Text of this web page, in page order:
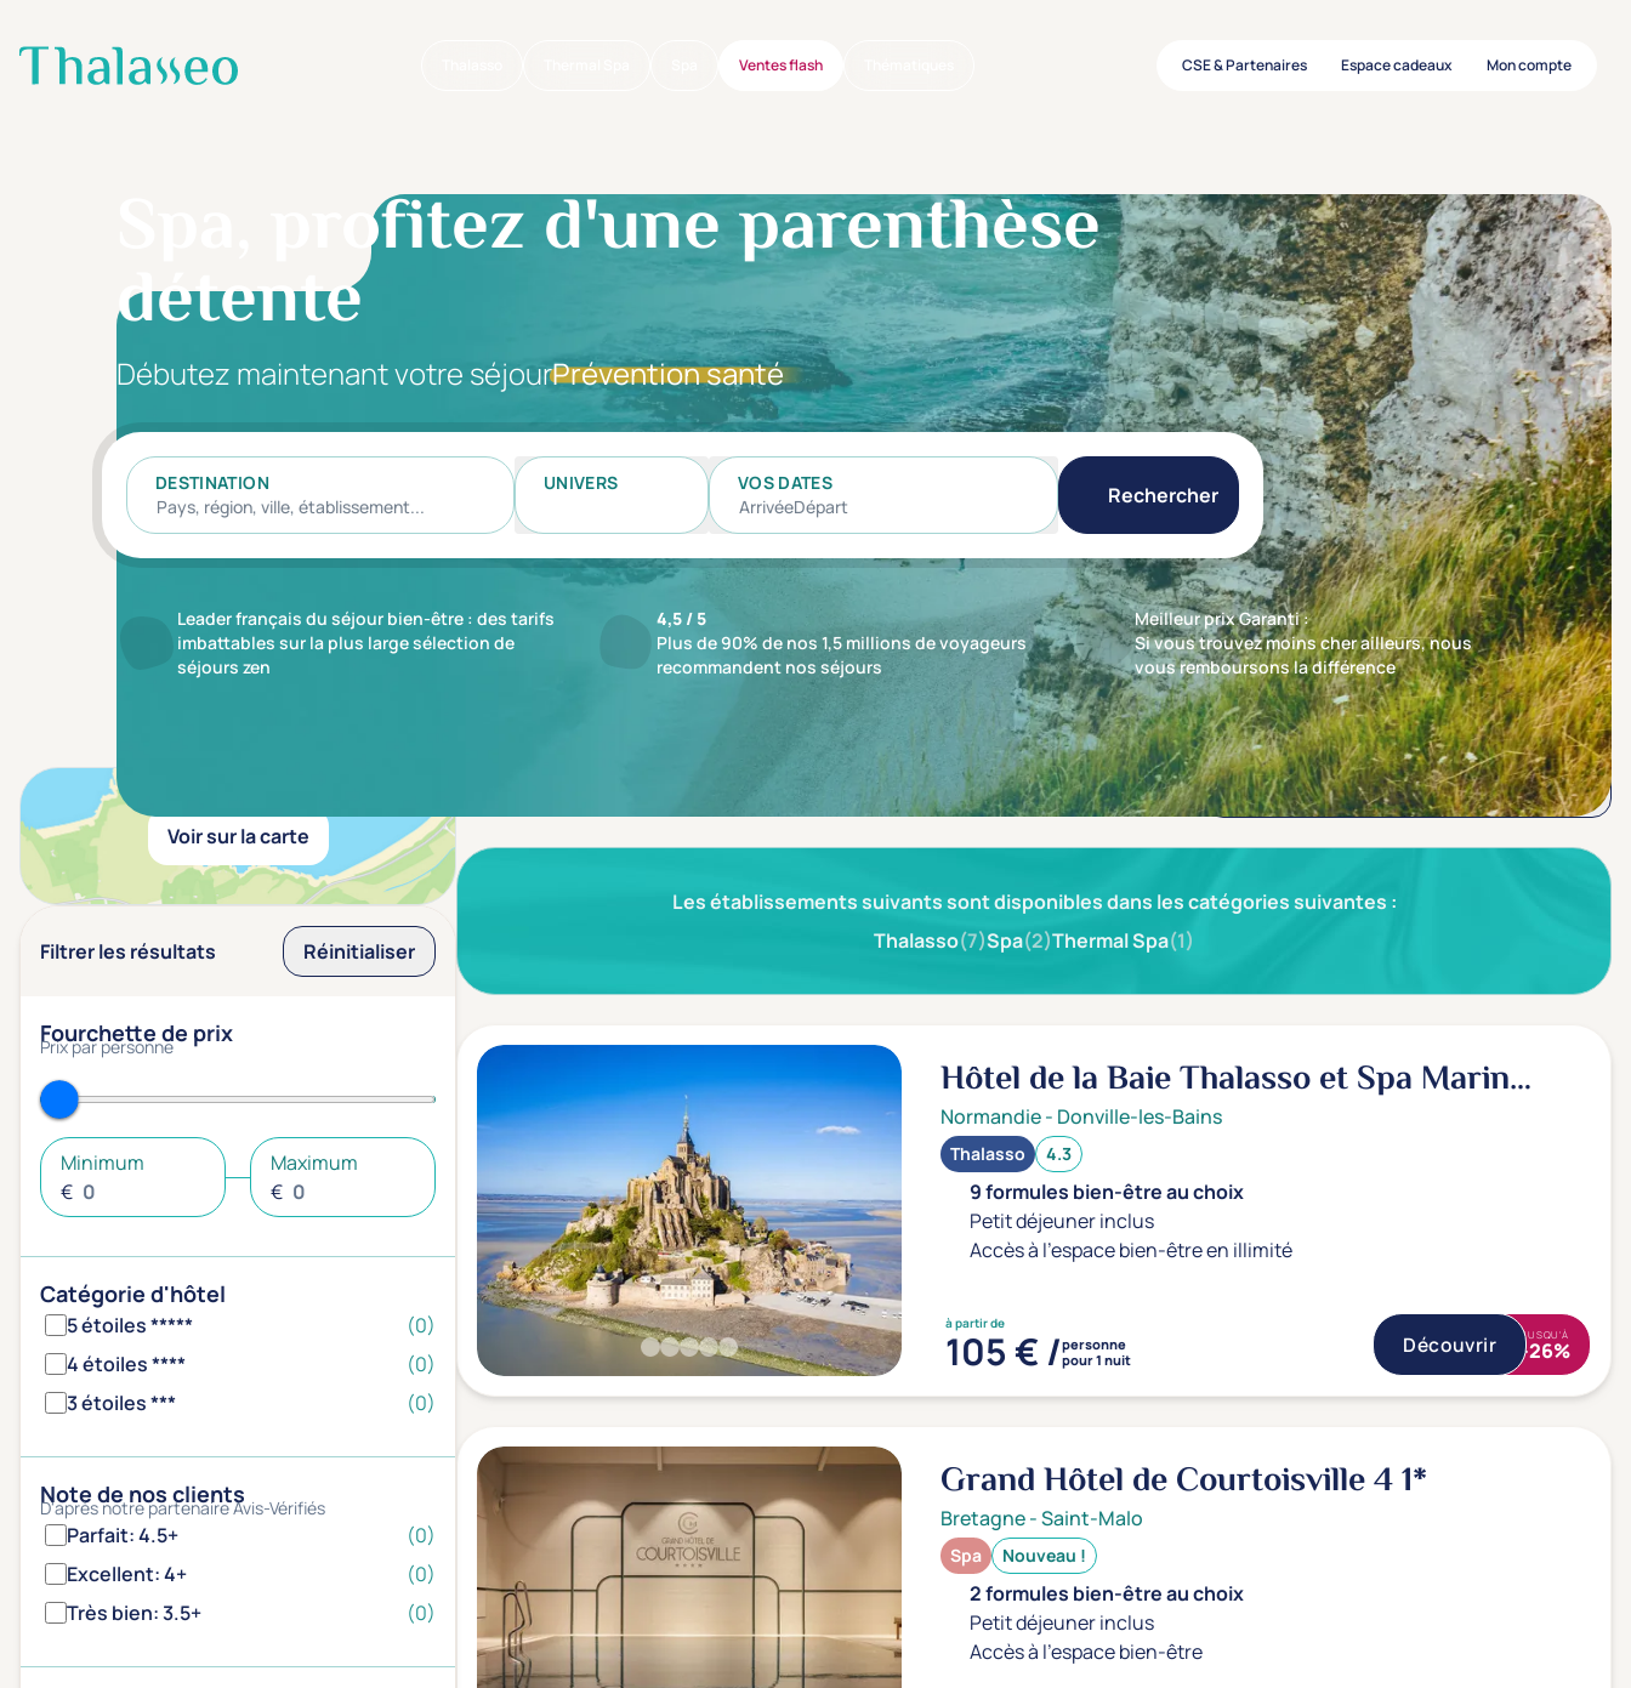
Aller au contenu principal Ventes flash CSE & Partenaires Espace cadeaux Mon compte
Spa, profitez d'une parenthèse
détente
Débutez maintenant votre séjourPrévention santé
DESTINATION UNIVERS
VOS DATES
ArrivéeDépart Rechercher
Leader français du séjour bien-être : des tarifs
imbattables sur la plus large sélection de
séjours zen
4,5 / 5
Plus de 90% de nos 1,5 millions de voyageurs
recommandent nos séjours
Meilleur prix Garanti :
Si vous trouvez moins cher ailleurs, nous
vous remboursons la différence
Voir sur la carte
Filtrer les résultats Réinitialiser
Fourchette de prix
Prix par personne
Minimum
€
Maximum
€
Catégorie d'hôtel
5 étoiles *****
(0)
4 étoiles ****
(0)
3 étoiles ***
(0)
Note de nos clients
D'après notre partenaire Avis-Vérifiés
Parfait: 4.5+
(0)
Excellent: 4+
(0)
Très bien: 3.5+
(0)
Trier par Nos recommandations en premier
Les établissements suivants sont disponibles dans les catégories suivantes :
Thalasso(7)Spa(2)Thermal Spa(1)
Hôtel de la Baie Thalasso et Spa Marin
Prévithal4*
Normandie- Donville-les-Bains
Thalasso 4.3
9 formules bien-être au choix
Petit déjeuner inclus
Accès à l'espace bien-être en illimité
à partir de
105 € /personne
pour 1 nuit
Découvrir JUSQU'À
-26%
Grand Hôtel de Courtoisville 41*
Bretagne-Saint-Malo
Spa Nouveau !
2 formules bien-être au choix
Petit déjeuner inclus
Accès à l'espace bien-être